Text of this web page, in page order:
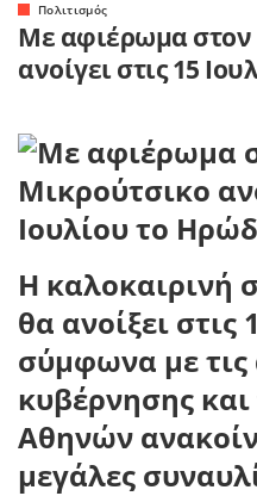
Πολιτισμός
Με αφιέρωμα
ανοίγει στις 15
Η καλοκαιρινή
θα ανοίξει στις
σύμφωνα με τις
κυβέρνησης
Αθηνών
μεγάλες